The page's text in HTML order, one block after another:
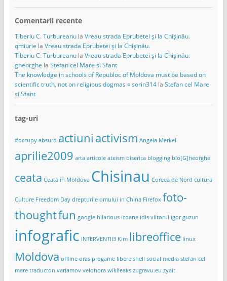
Comentarii recente
Tiberiu C. Turbureanula Vreau strada Eprubetei și la Chișinău.
qmiurie la Vreau strada Eprubetei și la Chișinău.
Tiberiu C. Turbureanula Vreau strada Eprubetei și la Chișinău.
gheorghe la Stefan cel Mare si Sfant
The knowledge in schools of Republoc of Moldova must be based on
scientific truth, not on religious dogmas « sorin314la Stefan cel Mare
si Sfant
tag-uri
#occupy absurd actiuni activism Angela Merkel
aprilie2009 arta articole ateism biserica blogging blo[G]heorghe
ceata Ceata in Moldova Chisinau Coreea de Nord cultura
Culture Freedom Day drepturile omului in China Firefox foto-
thoughtfun google hilarious icoane idis viitorul igor guzun
infografic INTERVENTII3 Kim libreoffice linux
Moldova offline oras progame libere shell social media stefan cel
mare traducton varlamov velohora wikileaks zugravu.eu zyalt